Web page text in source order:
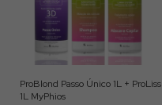
ProBlond Passo Único 1L + ProLiss
1L MyPhios